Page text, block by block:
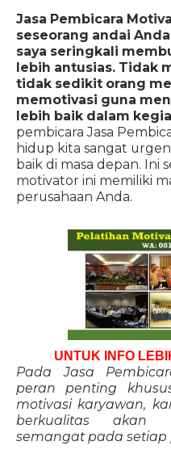
Jasa Pembicara
seseorang andai
saya seringkali
lebih antusias. Tidak
tidak sedikit orang
memotivasi guna
lebih baik dalam
pembicara Jasa
hidup kita sangat
baik di masa depan. Ini
motivator ini memiliki
perusahaan Anda.
UNTUK INFO
Pada Jasa
peran penting
motivasi karyawan,
berkualitas akan
semangat pada setiap